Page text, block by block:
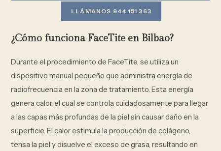
LLÁMANOS 944 151 363
¿Cómo funciona FaceTite en Bilbao?
Durante el procedimiento de FaceTite, se utiliza un
dispositivo manual pequeño que administra energía de
radiofrecuencia en la zona de tratamiento. Esta energía
genera calor, el cual se controla cuidadosamente para llegar
a las capas más profundas de la piel sin causar daño en la
superficie. El calor estimula la producción de colágeno,
tensa la piel y disuelve el exceso de grasa, resultando en